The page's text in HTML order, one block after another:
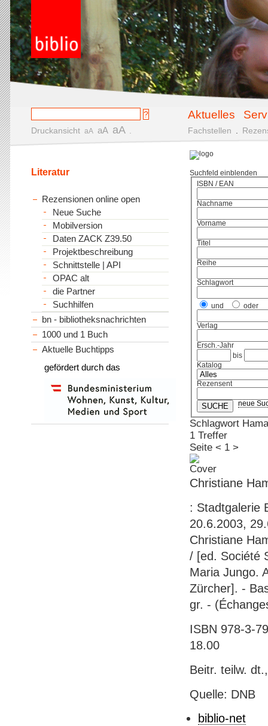
Aktuelles
Druckansicht aA aA aA Fachstellen
Suchfeld einblenden
ISBN / EAN
Nachname
Vorname
Titel
Reihe
Schlagwort
und oder
Verlag
Ersch.-Jahr
bis
Katalog
Rezensent
neue
Schlagwort
1 Treffer
Seite < 1 >
Christiane
: Stadtgalerie
20.6.2003,
Christiane
/ [ed. Société
Maria Jungo.
Zürcher]. -
gr. -
ISBN 978-3-
18.00
Beitr. teilw.
Quelle: DNB
biblio-net
Literatur
Rezensionen online open
Neue Suche
Mobilversion
Daten ZACK Z39.50
Projektbeschreibung
Schnittstelle | API
OPAC alt
die Partner
Suchhilfen
bn - bibliotheksnachrichten
1000 und 1 Buch
Aktuelle Buchtipps
gefördert durch das